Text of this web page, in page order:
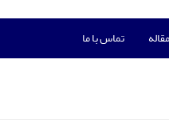
تماس با ما